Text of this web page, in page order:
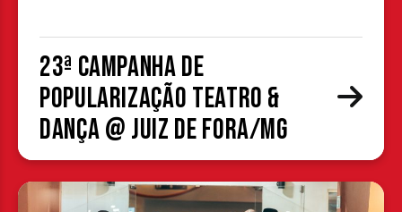
23ª Campanha de
Popularização Teatro &
Dança @ Juiz de Fora/MG